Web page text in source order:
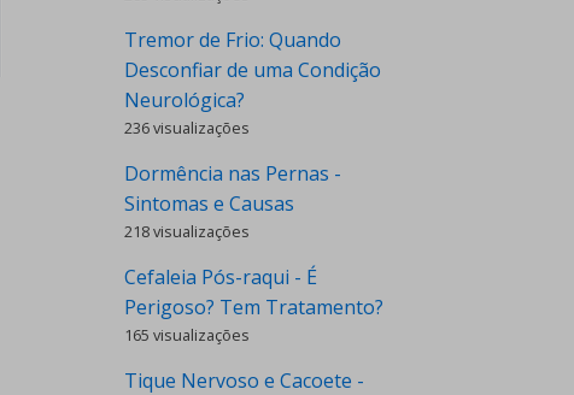
Tremor de Frio: Quando
Desconfiar de uma Condição
Neurológica?
236 visualizações
Dormência nas Pernas -
Sintomas e Causas
218 visualizações
Cefaleia Pós-raqui - É
Perigoso? Tem Tratamento?
165 visualizações
Tique Nervoso e Cacoete -